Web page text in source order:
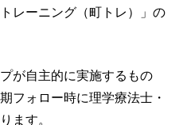
レーニング（町トレ）」の
が自主的に実施するもの
フォロー時に理学療法士・
ます。